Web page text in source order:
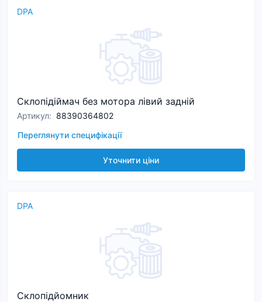
DPA
Склопiдiймач без мотора лівий задній
Артикул: 88390364802
Переглянути специфікації
Уточнити ціни
DPA
Склопідйомник